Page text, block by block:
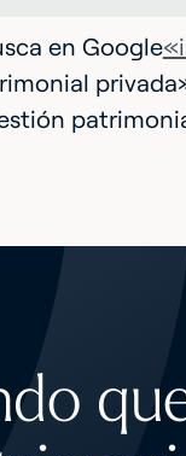
en Google